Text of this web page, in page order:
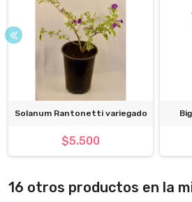
Solanum Rantonetti variegado
$5.500
16 otros productos en la